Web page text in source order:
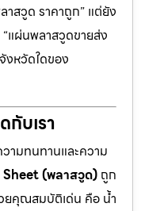
าสวูด ราคาถูก” แต่ยัง
แผ่นพลาสวูดขายส่ง
งหวัดใดของ
กับเรา
ามทนทานและความ
(พลาสวูด) ถูก
ยคุณสมบัติเด่น คือ น้ำ